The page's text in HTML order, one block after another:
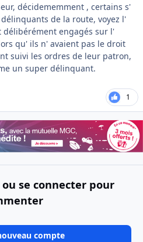
décidememment , certains s'
de la route, voyez l'
délibérément engagés sur l'
qu' ils n' avaient pas le droit
suivi les ordres de leur patron,
un super délinquant.
1
se connecter pour
compte